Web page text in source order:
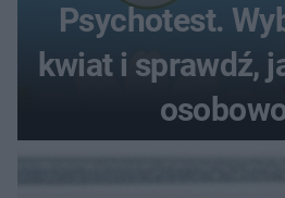
Psychotest.
kwiat i sprawdź,